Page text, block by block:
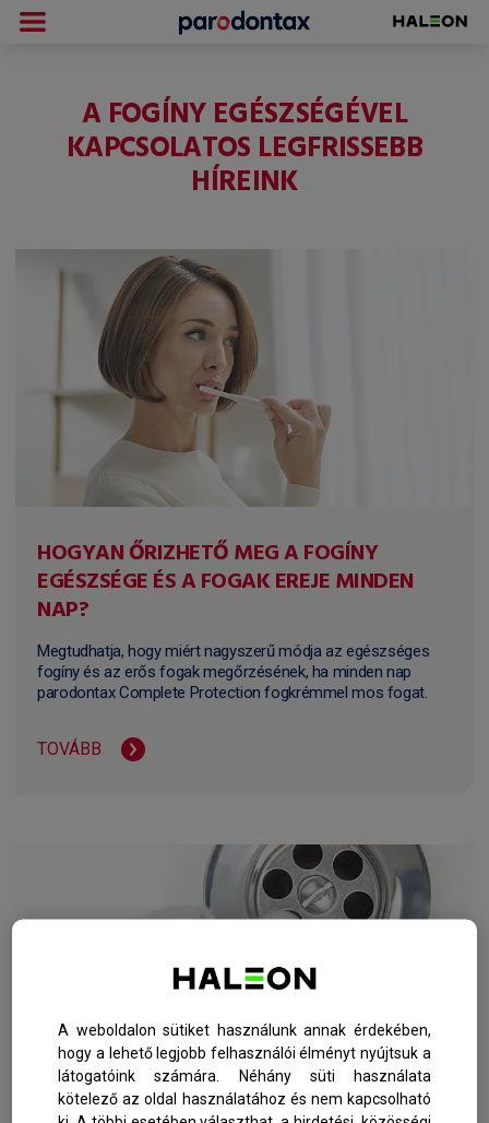
A FOGÍNY EGÉSZSÉGÉVEL
KAPCSOLATOS LEGFRISSEBB
HÍREINK
HOGYAN ŐRIZHETŐ MEG A FOGÍNY
EGÉSZSÉGE ÉS A FOGAK EREJE MINDEN
NAP?
Megtudhatja, hogy miért nagyszerű módja az egészséges
fogíny és az erős fogak megőrzésének, ha minden nap
parodontax Complete Protection fogkrémmel mos fogat.
TOVÁBB
A weboldalon sütiket használunk annak érdekében,
hogy a lehető legjobb felhasználói élményt nyújtsuk a
látogatóink számára. Néhány süti használata
kötelező az oldal használatához és nem kapcsolható